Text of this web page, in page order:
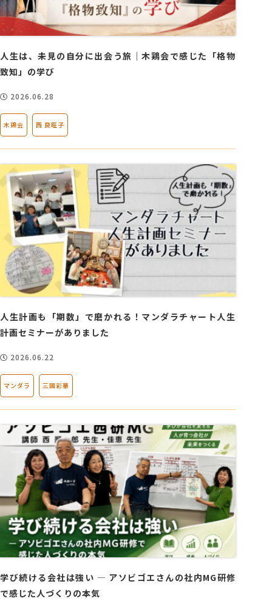
人生は、未見の自分に出会う旅｜木鶏会で感じた「格物
致知」の学び
2026.06.28
木鶏会 西 良旺子
人生計画も「期数」で磨かれる！マンダラチャート人生
計画セミナーがありました
2026.06.22
マンダラ 三國彩華
学び続ける会社は強い ― アソビゴエさんの社内MG研修
で感じた人づくりの本気